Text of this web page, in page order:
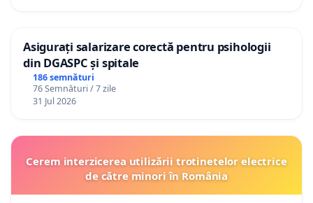
Asigurați salarizare corectă pentru psihologii
din DGASPC și spitale
186 semnături
76 Semnături / 7 zile
31 Jul 2026
Cerem interzicerea utilizării trotinetelor electrice
de către minori în România